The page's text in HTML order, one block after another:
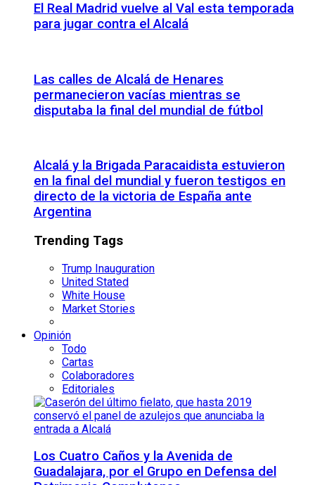
El Real Madrid vuelve al Val esta temporada
para jugar contra el Alcalá
Las calles de Alcalá de Henares
permanecieron vacías mientras se
disputaba la final del mundial de fútbol
Alcalá y la Brigada Paracaidista estuvieron
en la final del mundial y fueron testigos en
directo de la victoria de España ante
Argentina
Trending Tags
Trump Inauguration
United Stated
White House
Market Stories
Opinión
Todo
Cartas
Colaboradores
Editoriales
Los Cuatro Caños y la Avenida de
Guadalajara, por el Grupo en Defensa del